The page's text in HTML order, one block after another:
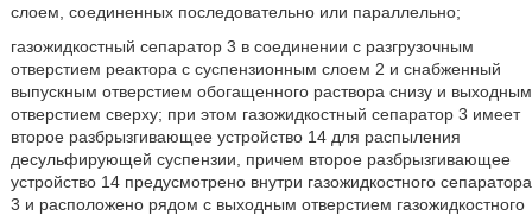
слоем, соединенных последовательно или параллельно;
газожидкостный сепаратор 3 в соединении с разгрузочным
отверстием реактора с суспензионным слоем 2 и снабженный
выпускным отверстием обогащенного раствора снизу и выходным
отверстием сверху; при этом газожидкостный сепаратор 3 имеет
второе разбрызгивающее устройство 14 для распыления
десульфирующей суспензии, причем второе разбрызгивающее
устройство 14 предусмотрено внутри газожидкостного сепаратора
3 и расположено рядом с выходным отверстием газожидкостного